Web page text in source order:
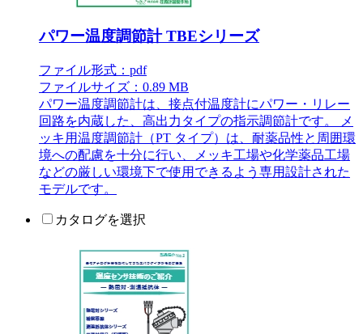
パワー温度調節計 TBEシリーズ
ファイル形式：pdf
ファイルサイズ：0.89 MB
パワー温度調節計は、接点付温度計にパワー・リレー
回路を内蔵した、高出力タイプの指示調節計です。 メ
ッキ用温度調節計（PT タイプ）は、耐薬品性と周囲環
境への配慮を十分に行い、メッキ工場や化学薬品工場
などの厳しい環境下で使用できるよう専用設計された
モデルです。
カタログを選択